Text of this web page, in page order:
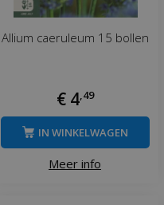
Allium caeruleum 15 bollen
€ 4 49
Meer info
IN WINKELWAGEN